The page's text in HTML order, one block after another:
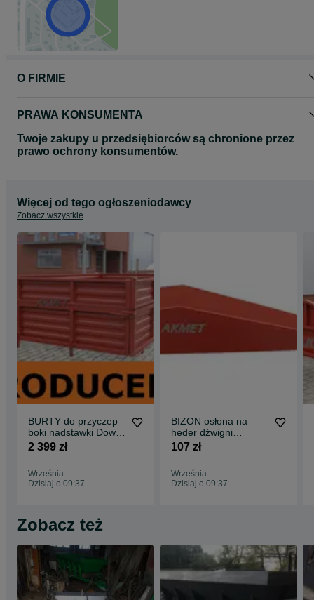
O FIRMIE
PRAWA KONSUMENTA
Twoje zakupy u przedsiębiorców są chronione przez
prawo ochrony konsumentów.
Więcej od tego ogłoszeniodawcy
Zobacz wszystkie
BURTY do przyczep
boki nadstawki Dowóz
GRATIS D-732 D-47
2 399 zł
Września
Dzisiaj o 09:37
BIZON osłona na
heder dźwigni
nagarniacza targańca
107 zł
Września
Dzisiaj o 09:37
Zobacz też